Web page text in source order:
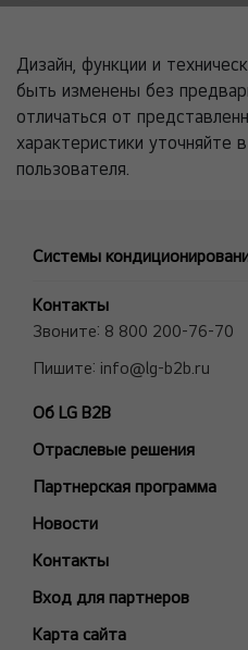
Дизайн, функции и
быть изменены без
отличаться от
характеристики уточняйте
пользователя.
Системы
ПРОМЫШЛЕННЫЕ СИСТЕМЫ
MULTI V VRF системы
Полупромышленные сплит-
Холодильные Машины
Фанкойлы
Модели снятые с производства
БЫТОВЫЕ СПЛИТ-СИСТЕМЫ
ARTCOOL Mirror
ARTCOOL Objet Green
Контакты
Звоните: 8 800 200-76-70
Пишите: info@lg-b2b.ru
Об LG B2B
Отраслевые решения
Партнерская программа
Новости
Контакты
Вход для партнеров
Карта сайта